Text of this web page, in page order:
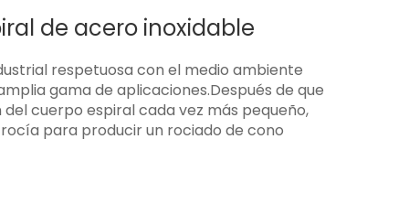
de acero inoxidable
respetuosa con el medio ambiente
gama de aplicaciones.Después de que
cuerpo espiral cada vez más pequeño,
para producir un rociado de cono